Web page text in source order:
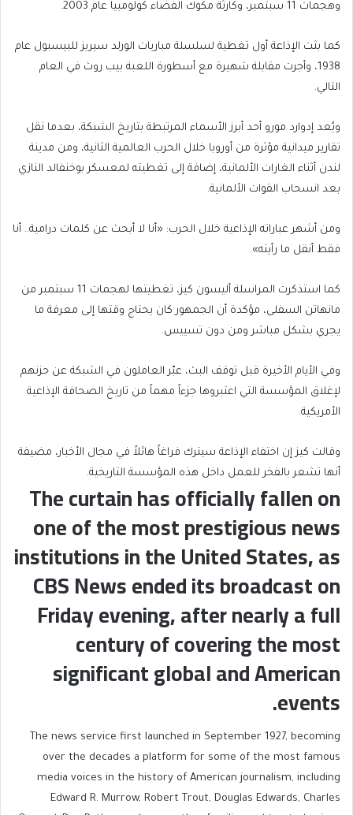
وهجمات 11 سبتمبر، وكارثة مكوك الفضاء كولومبيا عام 2003.
كما بثت الإذاعة أول تغطية لسلسلة مباريات الورلد سيريز للبيسبول عام
1938، وأجرت مقابلة شهيرة مع أسطورة اللعبة بيب روث في العام
التالي.
ويُعد إدوارد مورو أحد أبرز الأسماء المرتبطة بتاريخ الشبكة، بعدما نقل
تقارير ميدانية مؤثرة من أوروبا خلال الحرب العالمية الثانية، ومن مدينة
لندن أثناء الغارات الألمانية، إضافة إلى تغطيته لمعسكر بوخنفالد النازي
بعد انسحاب القوات الألمانية.
ومن أشهر عباراته الإذاعية خلال الحرب: «أنا لا أبحث عن كلمات درامية.. أنا
فقط أنقل ما رأيته».
كما استذكرت المراسلة أليسون كيز، تغطيتها لهجمات 11 سبتمبر من
مانهاتن السفلى، مؤكدة أن الجمهور كان يحتاج وقتها إلى معرفة ما
يجري بشكل مباشر ومن دون تسييس.
وفي الأيام الأخيرة قبل توقف البث، عبّر العاملون في الشبكة عن حزنهم
لإغلاق المؤسسة التي اعتبروها جزءاً مهماً من تاريخ الصحافة الإذاعية
الأمريكية.
وقالت كيز إن اختفاء الإذاعة سيترك فراغاً هائلاً في مجال الأخبار، مضيفة
أنها تشعر بالفخر للعمل داخل هذه المؤسسة التاريخية.
The curtain has officially fallen on
one of the most prestigious news
institutions in the United States, as
CBS News ended its broadcast on
Friday evening, after nearly a full
century of covering the most
significant global and American
events.
The news service first launched in September 1927, becoming
over the decades a platform for some of the most famous
media voices in the history of American journalism, including
Edward R. Murrow, Robert Trout, Douglas Edwards, Charles